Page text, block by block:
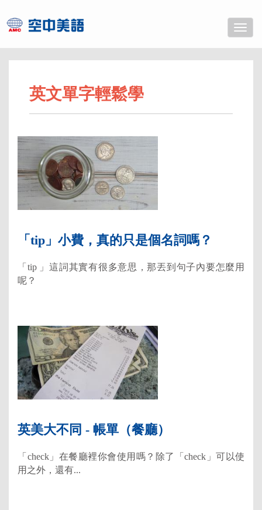
Toggle
英文單字輕鬆學
「tip」小費，真的只是個名詞嗎？
「tip 」這詞其實有很多意思，那丟到句子內要怎麼用
呢？
英美大不同 - 帳單（餐廳）
「check」在餐廳裡你會使用嗎？除了「check」可以使
用之外，還有...